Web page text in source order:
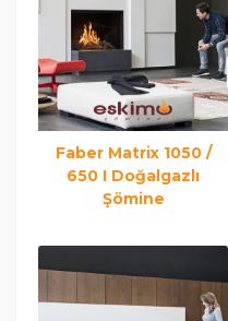
Faber Matrix 1050 /
650 I Doğalgazlı
Şömine